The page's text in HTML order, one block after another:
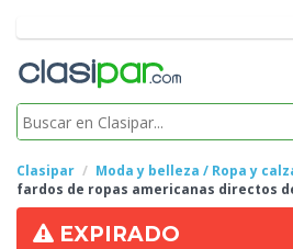
Clasipar
Moda y belleza / Ropa y
fardos de ropas americanas directos
EXPIRADO